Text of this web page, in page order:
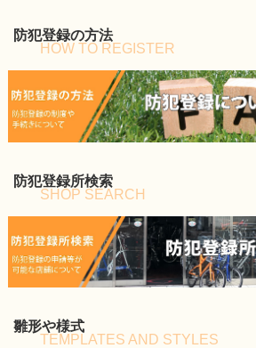
防犯登録の方法
HOW TO REGISTER
防犯登録所検索
SHOP SEARCH
雛形や様式
TEMPLATES AND STYLES